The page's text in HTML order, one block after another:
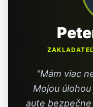
"Mám viac
Mojou
aute bezpečne